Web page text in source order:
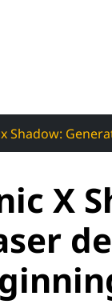
Shadow:
X